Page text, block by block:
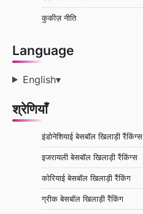
कुकीज़ नीति
Language
English▾
श्रेणियाँ
इंडोनेशियाई बेसबॉल खिलाड़ी रैंकिंग्स
इजरायली बेसबॉल खिलाड़ी रैंकिंग्स
कोरियाई बेसबॉल खिलाड़ी रैंकिंग
ग्रीक बेसबॉल खिलाड़ी रैंकिंग